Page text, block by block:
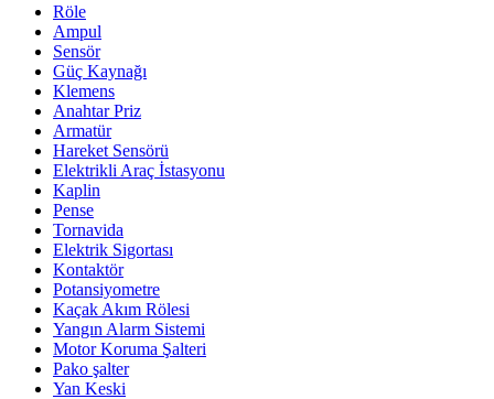
Röle
Ampul
Sensör
Güç Kaynağı
Klemens
Anahtar Priz
Armatür
Hareket Sensörü
Elektrikli Araç İstasyonu
Kaplin
Pense
Tornavida
Elektrik Sigortası
Kontaktör
Potansiyometre
Kaçak Akım Rölesi
Yangın Alarm Sistemi
Motor Koruma Şalteri
Pako şalter
Yan Keski